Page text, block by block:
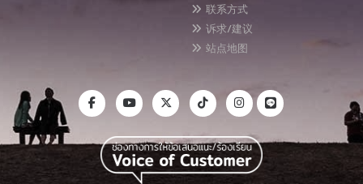
联系方式
诉求/建议
站点地图